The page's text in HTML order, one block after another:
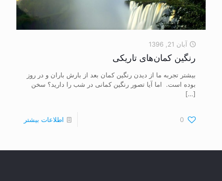
آبان 21, 1396
رنگین کمان‌های تاریکی
بیشتر تجربه ما از دیدن رنگین کمان بعد از بارش باران و در روز
بوده است. اما آیا تصور رنگین کمانی در شب را دارید؟ سخن
[…]
0 اطلاعات بیشتر